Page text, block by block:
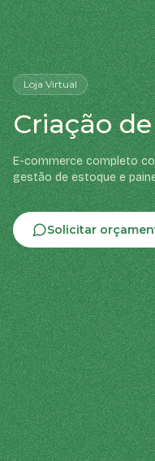
Loja Virtual
Criação
E-commerce completo
gestão de estoque e
Solicitar